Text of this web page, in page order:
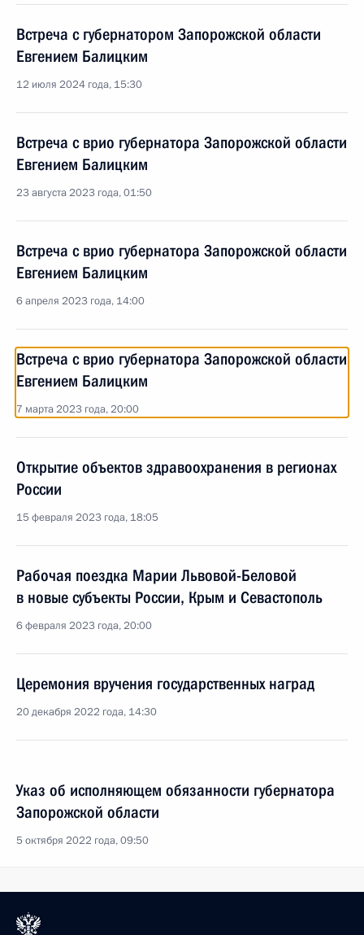
Встреча с губернатором Запорожской области
Евгением Балицким
12 июля 2024 года, 15:30
Встреча с врио губернатора Запорожской области
Евгением Балицким
23 августа 2023 года, 01:50
Встреча с врио губернатора Запорожской области
Евгением Балицким
6 апреля 2023 года, 14:00
Встреча с врио губернатора Запорожской области
Евгением Балицким
7 марта 2023 года, 20:00
Открытие объектов здравоохранения в регионах
России
15 февраля 2023 года, 18:05
Рабочая поездка Марии Львовой-Беловой
в новые субъекты России, Крым и Севастополь
6 февраля 2023 года, 20:00
Церемония вручения государственных наград
20 декабря 2022 года, 14:30
Указ об исполняющем обязанности губернатора
Запорожской области
5 октября 2022 года, 09:50